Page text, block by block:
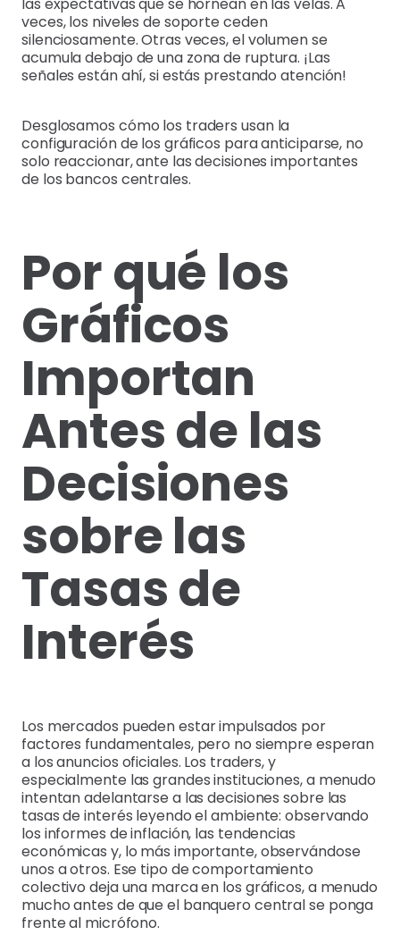
las expectativas que se hornean en las velas. A
veces, los niveles de soporte ceden
silenciosamente. Otras veces, el volumen se
acumula debajo de una zona de ruptura. ¡Las
señales están ahí, si estás prestando atención!
Desglosamos cómo los traders usan la
configuración de los gráficos para anticiparse, no
solo reaccionar, ante las decisiones importantes
de los bancos centrales.
Por qué los
Gráficos
Importan
Antes de las
Decisiones
sobre las
Tasas de
Interés
Los mercados pueden estar impulsados por
factores fundamentales, pero no siempre esperan
a los anuncios oficiales. Los traders, y
especialmente las grandes instituciones, a menudo
intentan adelantarse a las decisiones sobre las
tasas de interés leyendo el ambiente: observando
los informes de inflación, las tendencias
económicas y, lo más importante, observándose
unos a otros. Ese tipo de comportamiento
colectivo deja una marca en los gráficos, a menudo
mucho antes de que el banquero central se ponga
frente al micrófono.